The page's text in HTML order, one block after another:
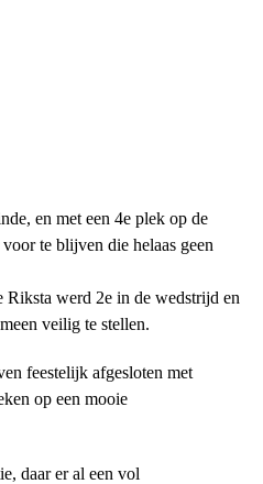
en met een 4e plek op de
te blijven die helaas geen
Riksta werd 2e in de wedstrijd en
veilig te stellen.
feestelijk afgesloten met
op een mooie
daar er al een vol